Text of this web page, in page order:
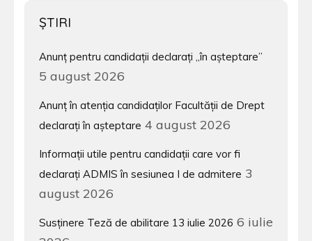
ŞTIRI
Anunț pentru candidații declarați „în așteptare”
5 august 2026
Anunț în atenția candidaților Facultății de Drept
declarați în așteptare 4 august 2026
Informații utile pentru candidații care vor fi
declarați ADMIS în sesiunea I de admitere 3
august 2026
Susținere Teză de abilitare 13 iulie 2026 6 iulie